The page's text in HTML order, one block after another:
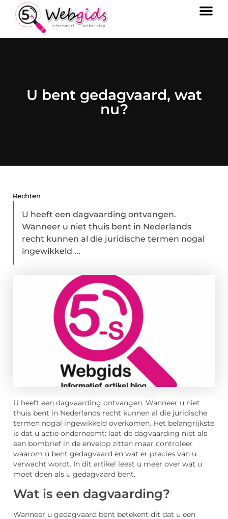
U bent gedagvaard, wat
nu?
Rechten
U heeft een dagvaarding ontvangen.
Wanneer u niet thuis bent in Nederlands
recht kunnen al die juridische termen nogal
ingewikkeld ...
U heeft een dagvaarding ontvangen. Wanneer u niet
thuis bent in Nederlands recht kunnen al die juridische
termen nogal ingewikkeld overkomen. Het belangrijkste
is dat u actie onderneemt: laat de dagvaarding niet als
een bombrief in de envelop zitten maar controleer
waarom u bent gedagvaard en wat er precies van u
verwacht wordt. In dit artikel leest u meer over wat u
moet doen als u gedagvaard bent.
Wat is een dagvaarding?
Wanneer u gedagvaard bent betekent dit dat u een